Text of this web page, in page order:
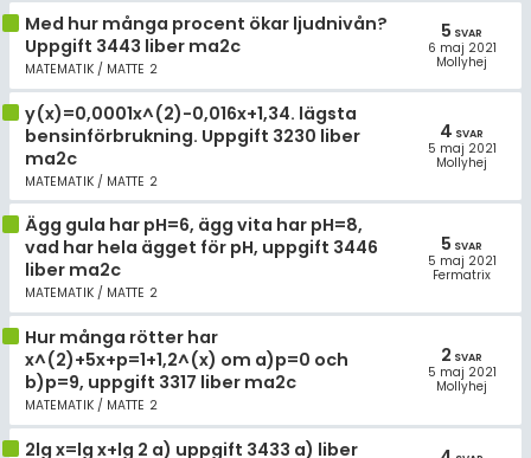
Med hur många procent ökar ljudnivån?
Uppgift 3443 liber ma2c
MATEMATIK / MATTE 2
5 SVAR
6 maj 2021
Mollyhej
y(x)=0,0001x^(2)-0,016x+1,34. lägsta
bensinförbrukning. Uppgift 3230 liber
ma2c
MATEMATIK / MATTE 2
4 SVAR
5 maj 2021
Mollyhej
Ägg gula har pH=6, ägg vita har pH=8,
vad har hela ägget för pH, uppgift 3446
liber ma2c
MATEMATIK / MATTE 2
5 SVAR
5 maj 2021
Fermatrix
Hur många rötter har
x^(2)+5x+p=1+1,2^(x) om a)p=0 och
b)p=9, uppgift 3317 liber ma2c
MATEMATIK / MATTE 2
2 SVAR
5 maj 2021
Mollyhej
2lg x=lg x+lg 2 a) uppgift 3433 a) liber